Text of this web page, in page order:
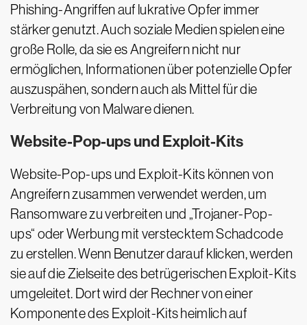
Phishing-Angriffen auf lukrative Opfer immer
stärker genutzt. Auch soziale Medien spielen eine
große Rolle, da sie es Angreifern nicht nur
ermöglichen, Informationen über potenzielle Opfer
auszuspähen, sondern auch als Mittel für die
Verbreitung von Malware dienen.
Website-Pop-ups und Exploit-Kits
Website-Pop-ups und Exploit-Kits können von
Angreifern zusammen verwendet werden, um
Ransomware zu verbreiten und „Trojaner-Pop-
ups“ oder Werbung mit verstecktem Schadcode
zu erstellen. Wenn Benutzer darauf klicken, werden
sie auf die Zielseite des betrügerischen Exploit-Kits
umgeleitet. Dort wird der Rechner von einer
Komponente des Exploit-Kits heimlich auf